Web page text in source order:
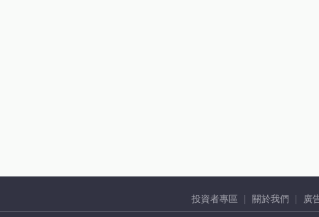
投資者專區 關於我們 廣